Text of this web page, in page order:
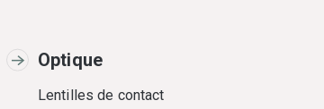
Optique
Lentilles de contact